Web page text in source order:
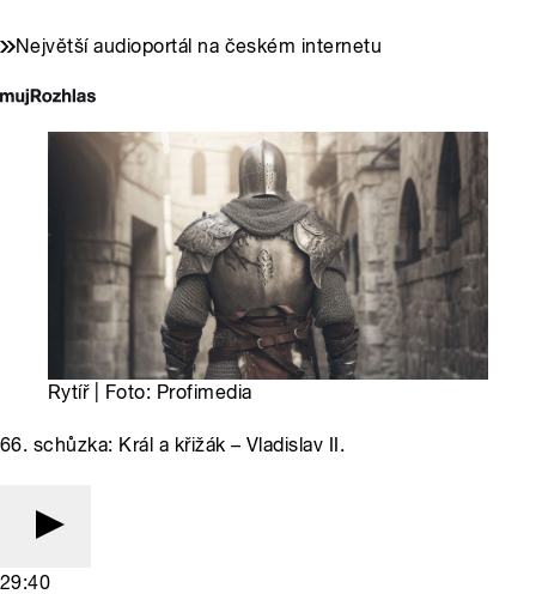
Největší audioportál na českém internetu
Rytíř | Foto: Profimedia
66. schůzka: Král a křižák – Vladislav II.
29:40